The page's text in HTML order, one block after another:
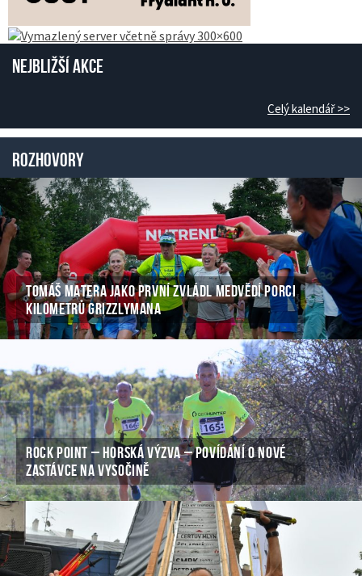
Nejbližší akce
Celý kalendář >>
Rozhovory
TOMÁŠ MATERA JAKO PRVNÍ ZVLÁDL MEDVĚDÍ PORCI
KILOMETRŮ GRIZZLYMANA
ROCK POINT – HORSKÁ VÝZVA – POVÍDÁNÍ O NOVÉ
ZASTÁVCE NA VYSOČINĚ